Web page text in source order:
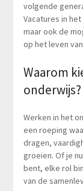
volgende
Vacatures in
maar ook de
op het leven
Waarom
onderwijs?
Werken in het
een roeping
dragen,
groeien. Of je
bent, elke rol
van de